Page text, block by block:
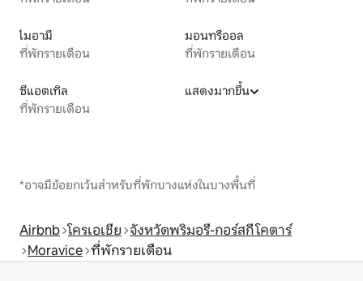
ไมอามี
ที่พักรายเดือน
มอนทรีออล
ที่พักรายเดือน
ซีแอตเทิล
ที่พักรายเดือน
แสดงมากขึ้น
*อาจมีข้อยกเว้นสำหรับที่พักบางแห่งในบางพื้นที่
Airbnb โครเอเชีย จังหวัดพริมอรี-กอร์สกี โคตาร์
Moravice ที่พักรายเดือน